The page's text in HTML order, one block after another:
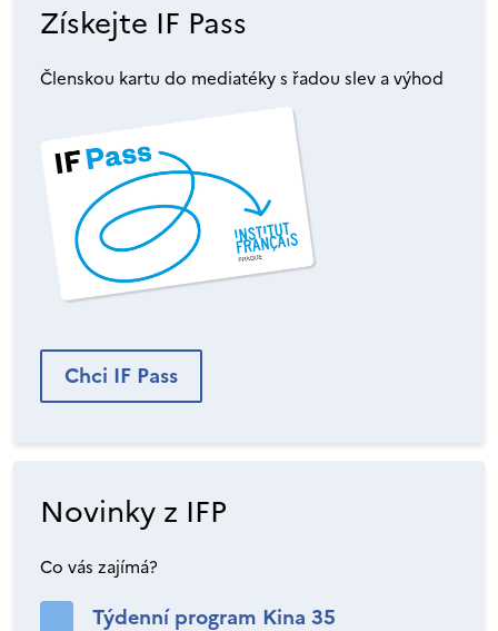
Získejte IF Pass
Členskou kartu do mediatéky s řadou slev a výhod
Chci IF Pass
Novinky z IFP
Co vás zajímá?
Týdenní program Kina 35